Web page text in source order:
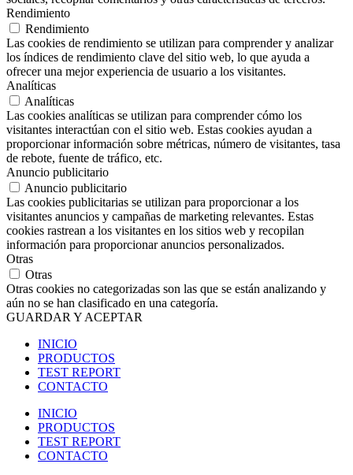
Rendimiento
Rendimiento
Las cookies de rendimiento se utilizan para comprender y analizar
los índices de rendimiento clave del sitio web, lo que ayuda a
ofrecer una mejor experiencia de usuario a los visitantes.
Analíticas
Analíticas
Las cookies analíticas se utilizan para comprender cómo los
visitantes interactúan con el sitio web. Estas cookies ayudan a
proporcionar información sobre métricas, número de visitantes, tasa
de rebote, fuente de tráfico, etc.
Anuncio publicitario
Anuncio publicitario
Las cookies publicitarias se utilizan para proporcionar a los
visitantes anuncios y campañas de marketing relevantes. Estas
cookies rastrean a los visitantes en los sitios web y recopilan
información para proporcionar anuncios personalizados.
Otras
Otras
Otras cookies no categorizadas son las que se están analizando y
aún no se han clasificado en una categoría.
GUARDAR Y ACEPTAR
INICIO
PRODUCTOS
TEST REPORT
CONTACTO
INICIO
PRODUCTOS
TEST REPORT
CONTACTO